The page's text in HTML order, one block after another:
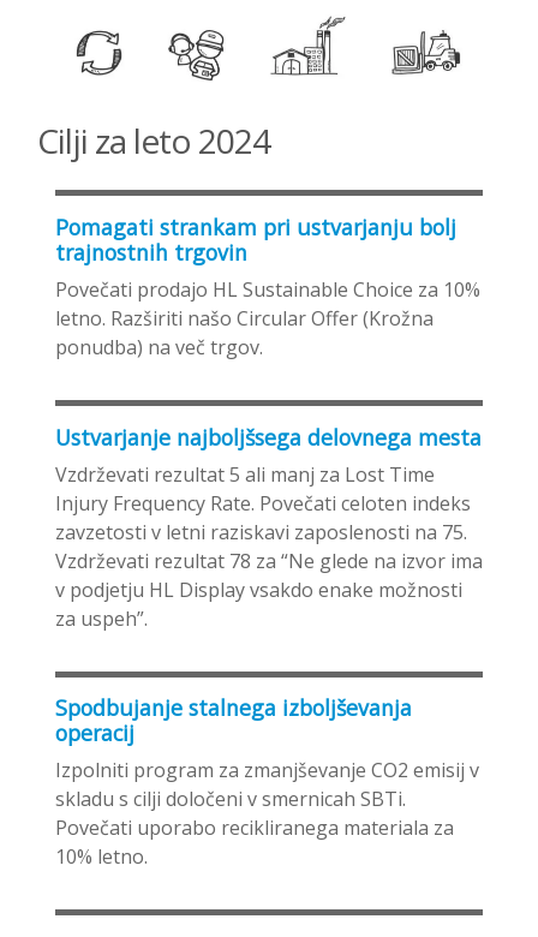
Cilji za leto 2024
Pomagati strankam pri ustvarjanju bolj
trajnostnih trgovin
Povečati prodajo HL Sustainable Choice za 10%
letno. Razširiti našo Circular Offer (Krožna
ponudba) na več trgov.
Ustvarjanje najboljšsega delovnega mesta
Vzdrževati rezultat 5 ali manj za Lost Time
Injury Frequency Rate. Povečati celoten indeks
zavzetosti v letni raziskavi zaposlenosti na 75.
Vzdrževati rezultat 78 za “Ne glede na izvor ima
v podjetju HL Display vsakdo enake možnosti
za uspeh”.
Spodbujanje stalnega izboljševanja
operacij
Izpolniti program za zmanjševanje CO2 emisij v
skladu s cilji določeni v smernicah SBTi.
Povečati uporabo recikliranega materiala za
10% letno.